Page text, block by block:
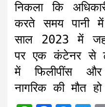
निकला कि
करते समय पानी में
साल 2023 में
पर एक कंटेनर से
में फिलीपींस
नागरिक की मौत